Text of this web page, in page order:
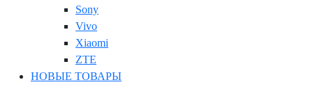
Sony
Vivo
Xiaomi
ZTE
НОВЫЕ ТОВАРЫ